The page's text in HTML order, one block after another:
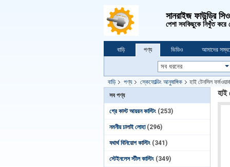
সানরাইজ ফাউন্ড্রি
পেশা সবকিছুকে নিখুঁত করে
বাড়ি পণ্য ভিডিও আমাদের
বাড়ি পণ্য স্কেফোল্ডিং আনুষাঙ্গিক
হাই টেনসিল
সব পণ্য
গ্রে কাস্ট আয়রন কাস্টিং (253)
নমনীয় ঢালাই লোহা (296)
যথার্থ বিনিয়োগ কাস্টিং (341)
স্টেইনলেস স্টীল কাস্টিং (349)
হাই